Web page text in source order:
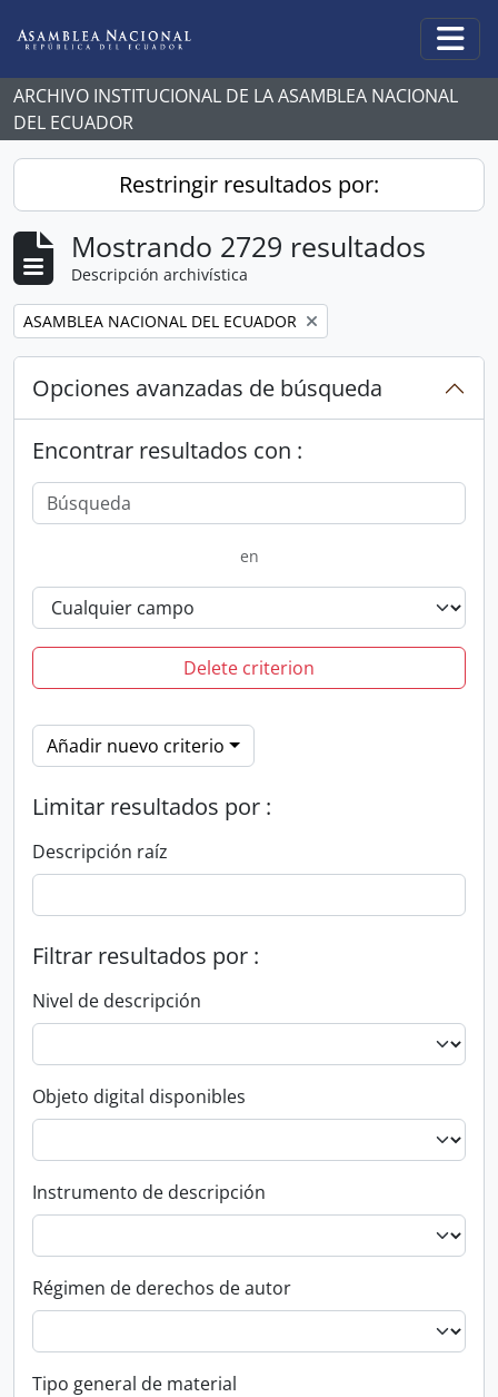
ARCHIVO INSTITUCIONAL DE LA ASAMBLEA NACIONAL
DEL ECUADOR
Restringir resultados por:
Mostrando 2729 resultados
Descripción archivística
Remove filter:
ASAMBLEA NACIONAL DEL ECUADOR
Opciones avanzadas de búsqueda
Encontrar resultados con :
en
Delete criterion
Añadir nuevo criterio
Limitar resultados por :
Descripción raíz
Filtrar resultados por :
Nivel de descripción
Objeto digital disponibles
Instrumento de descripción
Régimen de derechos de autor
Tipo general de material